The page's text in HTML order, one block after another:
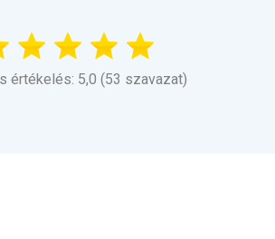
értékelés: 5,0 (53 szavazat)